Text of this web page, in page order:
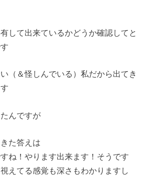
して出来ているかどうか確認してと
（＆怪しんでいる）私だから出てき
んですが
た答えは
すね！やります出来ます！そうです
えてる感覚も深さもわかりますし